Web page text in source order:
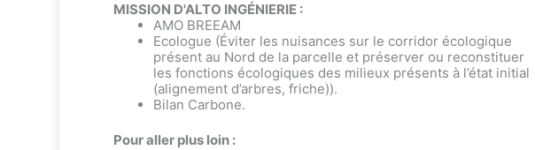
MISSION D'ALTO INGÉNIERIE :
AMO BREEAM
Ecologue (Éviter les nuisances sur le corridor écologique
présent au Nord de la parcelle et préserver ou reconstituer
les fonctions écologiques des milieux présents à l’état initial
(alignement d’arbres, friche)).
Bilan Carbone.
Pour aller plus loin :